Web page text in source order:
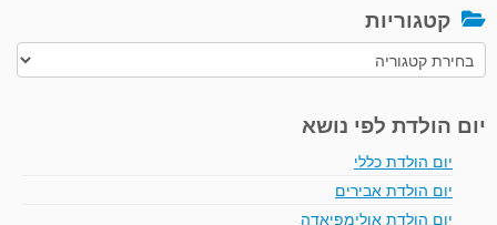
קטגוריות
קטגוריות
יום הולדת לפי נושא
יום הולדת כללי
יום הולדת אבירים
יום הולדת אולימפיאדה